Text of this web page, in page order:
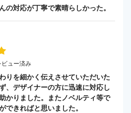
の対応が丁寧で素晴らしかった。
ュー済み
りを細かく伝えさせていただいた
、デザイナーの方に迅速に対応し
かりました。またノベルティ等で
できればと思いました。